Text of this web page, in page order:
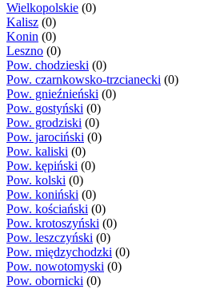
Wielkopolskie (0)
Kalisz (0)
Konin (0)
Leszno (0)
Pow. chodzieski (0)
Pow. czarnkowsko-trzcianecki (0)
Pow. gnieźnieński (0)
Pow. gostyński (0)
Pow. grodziski (0)
Pow. jarociński (0)
Pow. kaliski (0)
Pow. kępiński (0)
Pow. kolski (0)
Pow. koniński (0)
Pow. kościański (0)
Pow. krotoszyński (0)
Pow. leszczyński (0)
Pow. międzychodzki (0)
Pow. nowotomyski (0)
Pow. obornicki (0)